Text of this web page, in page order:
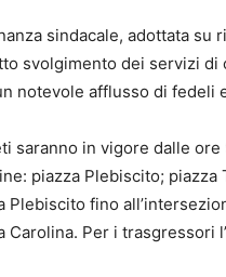
sindacale, adottata
svolgimento dei servizi di
notevole afflusso di fedeli
saranno in vigore dalle
piazza Plebiscito; piazza
Plebiscito fino
Carolina. Per i trasgressori